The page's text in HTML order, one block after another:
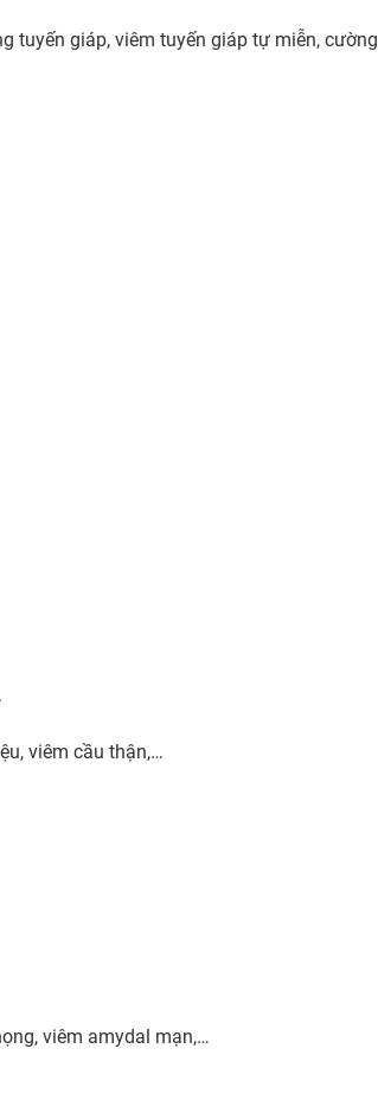
tuyến giáp, viêm tuyến giáp tự miễn, cường
viêm cầu thận,…
viêm amydal mạn,…